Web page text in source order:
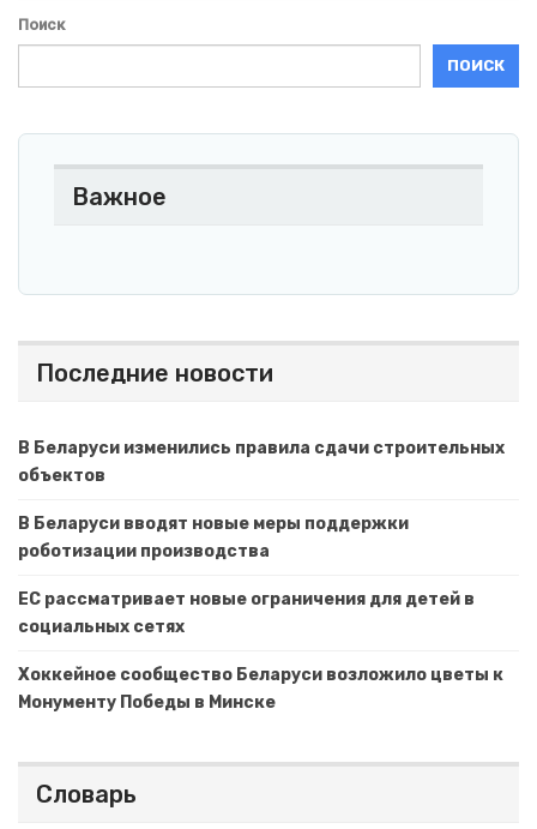
Поиск
ПОИСК
Важное
Последние новости
В Беларуси изменились правила сдачи строительных
объектов
В Беларуси вводят новые меры поддержки
роботизации производства
ЕС рассматривает новые ограничения для детей в
социальных сетях
Хоккейное сообщество Беларуси возложило цветы к
Монументу Победы в Минске
Словарь